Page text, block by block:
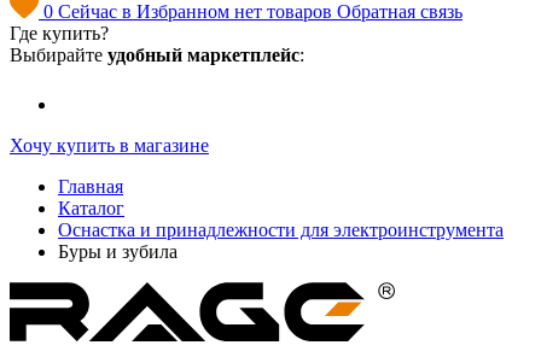
0 Сейчас в Избранном нет товаров Обратная связь
Где купить?
Выбирайте удобный маркетплейс:
Хочу купить в магазине
Главная
Каталог
Оснастка и принадлежности для электроинструмента
Буры и зубила